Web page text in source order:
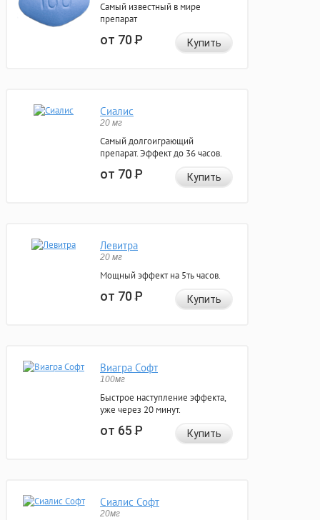
Самый известный в мире
препарат
от 70Р Купить
Сиалис
20 мг
Самый долгоиграющий
препарат. Эффект до 36 часов.
от 70Р Купить
Левитра
20 мг
Мощный эффект на 5ть часов.
от 70Р Купить
Виагра Софт
100мг
Быстрое наступление эффекта,
уже через 20 минут.
от 65Р Купить
Сиалис Софт
20мг